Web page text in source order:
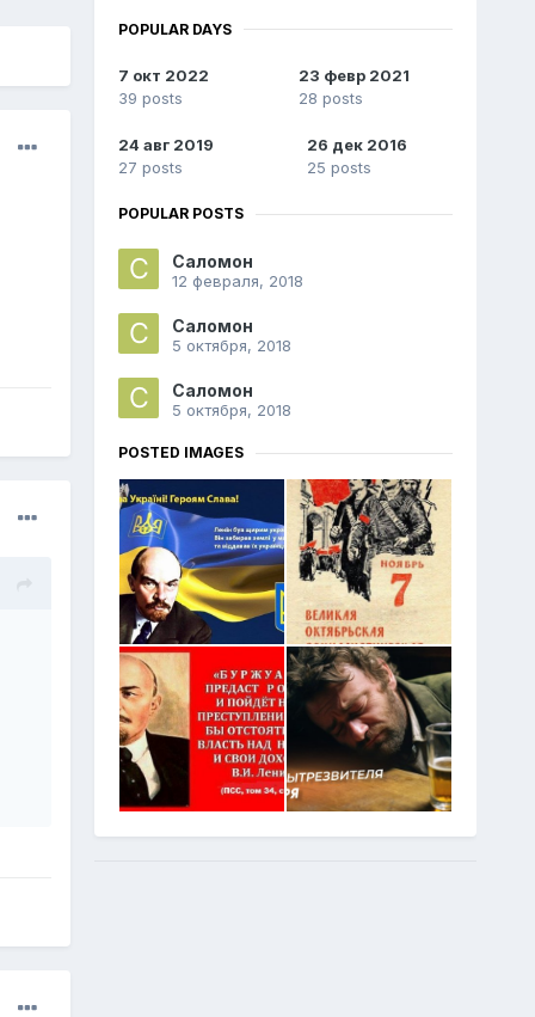
POPULAR DAYS
7 окт 2022
39 posts
23 февр 2021
28 posts
24 авг 2019
27 posts
26 дек 2016
25 posts
POPULAR POSTS
Саломон
12 февраля, 2018
Саломон
5 октября, 2018
Саломон
5 октября, 2018
POSTED IMAGES